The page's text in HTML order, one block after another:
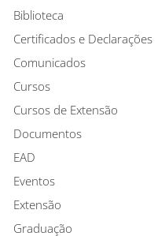
Biblioteca
Certificados e Declarações
Comunicados
Cursos
Cursos de Extensão
Documentos
EAD
Eventos
Extensão
Graduação